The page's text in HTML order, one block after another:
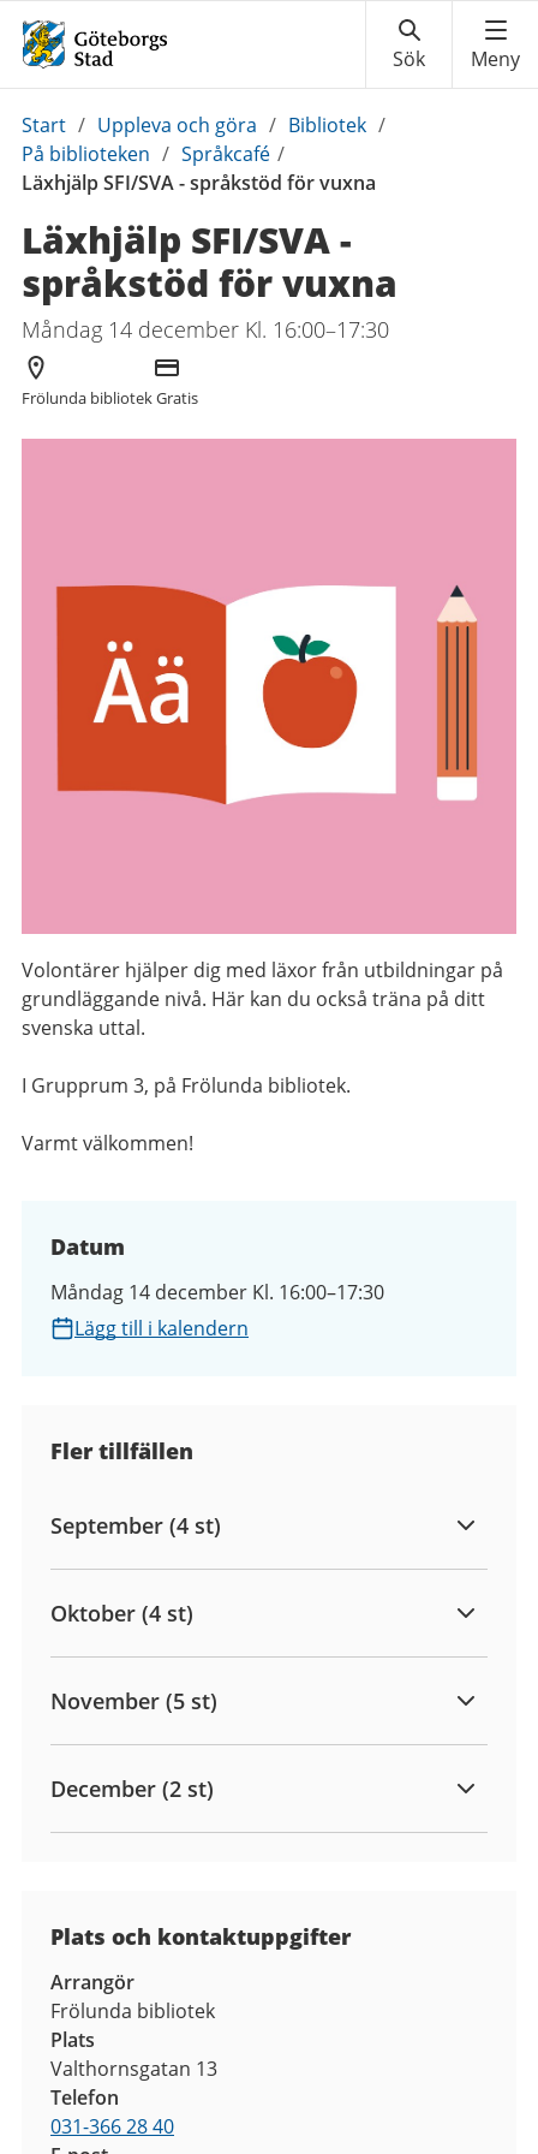
Du
är
här:
Start / Uppleva och göra / Bibliotek /
På biblioteken / Språkcafé /
Läxhjälp SFI/SVA - språkstöd för vuxna
Läxhjälp SFI/SVA -
språkstöd för vuxna
Måndag 14 december Kl. 16:00–17:30
Arrangör
Frölunda bibliotek
Kostnad
Gratis
Volontärer hjälper dig med läxor från utbildningar på
grundläggande nivå. Här kan du också träna på ditt
svenska uttal.
I Grupprum 3, på Frölunda bibliotek.
Varmt välkommen!
Datum
Måndag 14 december Kl. 16:00–17:30
Lägg till i kalendern
Fler tillfällen
September (4 st)
Oktober (4 st)
November (5 st)
December (2 st)
Plats och kontaktuppgifter
Arrangör
Frölunda bibliotek
Plats
Valthornsgatan 13
Telefon
031-366 28 40